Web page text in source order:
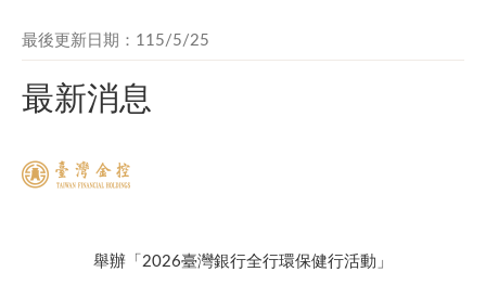
最後更新日期：115/5/25
最新消息
舉辦「2026臺灣銀行全行環保健行活動」